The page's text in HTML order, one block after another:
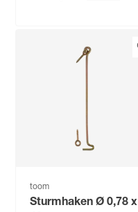
toom
Sturmhaken Ø 0,78 x